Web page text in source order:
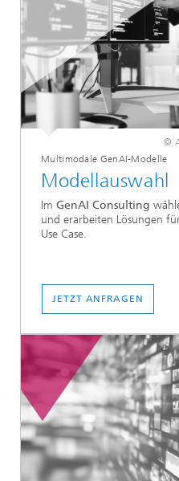
©
Multimodale GenAI-Modelle
Modellauswahl
Im GenAI Consulting
und erarbeiten Lösungen
Use Case.
JETZT ANFRAGEN